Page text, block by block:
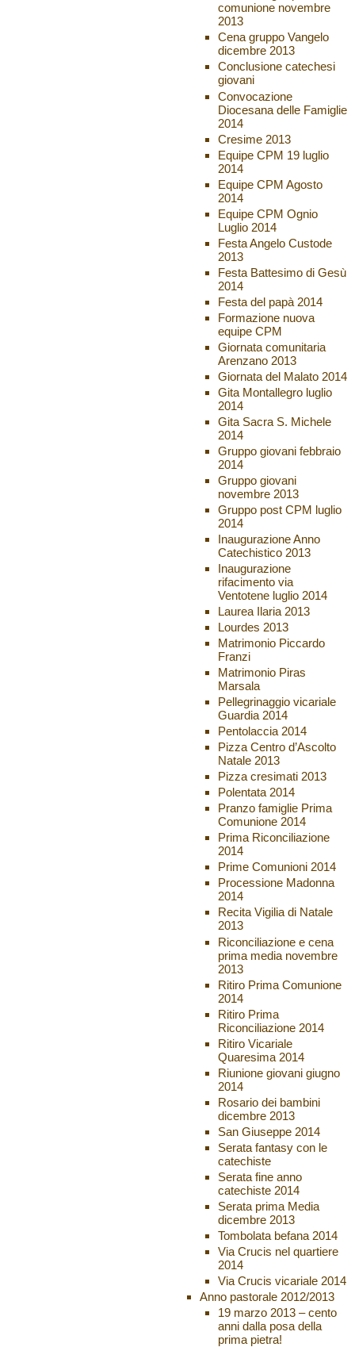
comunione novembre
2013
Cena gruppo Vangelo
dicembre 2013
Conclusione catechesi
giovani
Convocazione
Diocesana delle Famiglie
2014
Cresime 2013
Equipe CPM 19 luglio
2014
Equipe CPM Agosto
2014
Equipe CPM Ognio
Luglio 2014
Festa Angelo Custode
2013
Festa Battesimo di Gesù
2014
Festa del papà 2014
Formazione nuova
equipe CPM
Giornata comunitaria
Arenzano 2013
Giornata del Malato 2014
Gita Montallegro luglio
2014
Gita Sacra S. Michele
2014
Gruppo giovani febbraio
2014
Gruppo giovani
novembre 2013
Gruppo post CPM luglio
2014
Inaugurazione Anno
Catechistico 2013
Inaugurazione
rifacimento via
Ventotene luglio 2014
Laurea Ilaria 2013
Lourdes 2013
Matrimonio Piccardo
Franzi
Matrimonio Piras
Marsala
Pellegrinaggio vicariale
Guardia 2014
Pentolaccia 2014
Pizza Centro d’Ascolto
Natale 2013
Pizza cresimati 2013
Polentata 2014
Pranzo famiglie Prima
Comunione 2014
Prima Riconciliazione
2014
Prime Comunioni 2014
Processione Madonna
2014
Recita Vigilia di Natale
2013
Riconciliazione e cena
prima media novembre
2013
Ritiro Prima Comunione
2014
Ritiro Prima
Riconciliazione 2014
Ritiro Vicariale
Quaresima 2014
Riunione giovani giugno
2014
Rosario dei bambini
dicembre 2013
San Giuseppe 2014
Serata fantasy con le
catechiste
Serata fine anno
catechiste 2014
Serata prima Media
dicembre 2013
Tombolata befana 2014
Via Crucis nel quartiere
2014
Via Crucis vicariale 2014
Anno pastorale 2012/2013
19 marzo 2013 – cento
anni dalla posa della
prima pietra!